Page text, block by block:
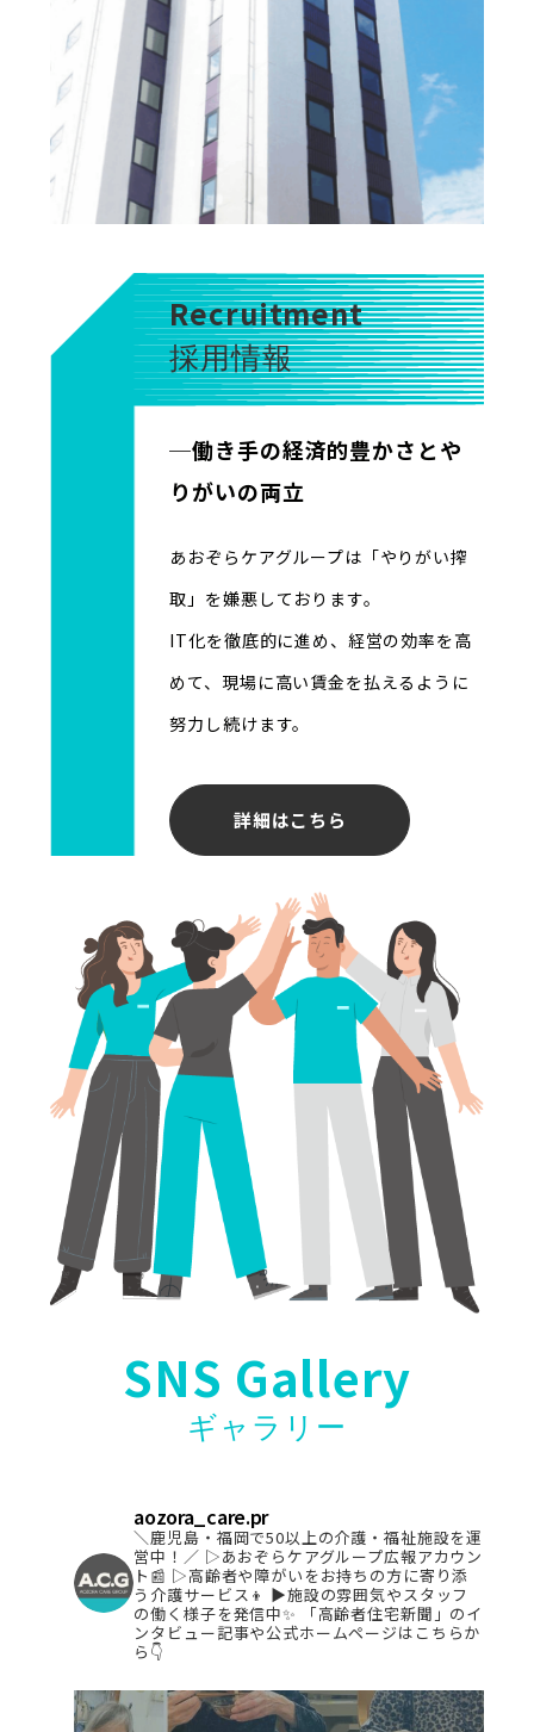
Recruitment
採用情報
─働き手の経済的豊かさとや
りがいの両立
あおぞらケアグループは「やりがい搾
取」を嫌悪しております。
IT化を徹底的に進め、経営の効率を高
めて、現場に高い賃金を払えるように
努力し続けます。
詳細はこちら
SNS Gallery
ギャラリー
aozora_care.pr
＼鹿児島・福岡で50以上の介護・福祉施設を運
営中！／ ▷あおぞらケアグループ広報アカウン
ト📰 ▷高齢者や障がいをお持ちの方に寄り添
う介護サービス👦 ▶︎施設の雰囲気やスタッフ
の働く様子を発信中✨
「高齢者住宅新聞」のイ
ンタビュー記事や公式ホームページはこちらか
ら👇